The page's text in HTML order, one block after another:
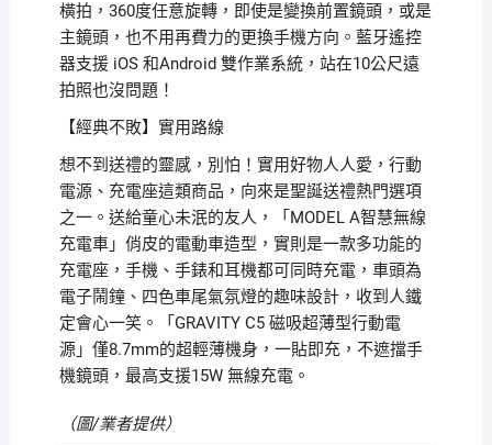
橫拍，360度任意旋轉，即使是變換前置鏡頭，或是
主鏡頭，也不用再費力的更換手機方向。藍牙遙控
器支援 iOS 和Android 雙作業系統，站在10公尺遠
拍照也沒問題！
【經典不敗】實用路線
想不到送禮的靈感，別怕！實用好物人人愛，行動
電源、充電座這類商品，向來是聖誕送禮熱門選項
之一。送給童心未泯的友人，「MODEL A智慧無線
充電車」俏皮的電動車造型，實則是一款多功能的
充電座，手機、手錶和耳機都可同時充電，車頭為
電子鬧鐘、四色車尾氣氛燈的趣味設計，收到人鐵
定會心一笑。「GRAVITY C5 磁吸超薄型行動電
源」僅8.7mm的超輕薄機身，一貼即充，不遮擋手
機鏡頭，最高支援15W 無線充電。
（圖/業者提供）